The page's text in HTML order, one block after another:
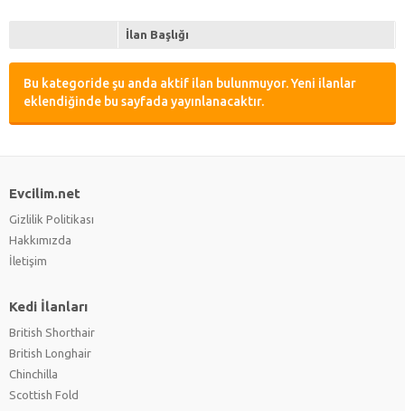
İlan Başlığı
Bu kategoride şu anda aktif ilan bulunmuyor. Yeni ilanlar
eklendiğinde bu sayfada yayınlanacaktır.
Evcilim.net
Gizlilik Politikası
Hakkımızda
İletişim
Kedi İlanları
British Shorthair
British Longhair
Chinchilla
Scottish Fold